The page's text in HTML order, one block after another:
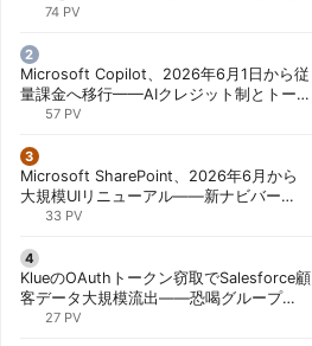
行が既定に | 胡田昌彦
74 PV
Microsoft Copilot、2026年6月1日から従
量課金へ移行——AIクレジット制とトーク
ンコストで「メーターショック」を回避
57 PV
Microsoft SharePoint、2026年6月から
大規模UIリニューアル——新ナビバー
「Discover/Publish/Build」とAI機能を段
33 PV
KlueのOAuthトークン窃取でSalesforce顧
客データ大規模流出——恐喝グループ
「Icarus」が犯行声明 | 胡田昌彦
27 PV